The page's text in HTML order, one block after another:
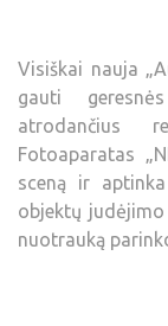
Visiškai nauja
gauti
atrodančius
Fotoaparatas
sceną ir
objektų
nuotrauką